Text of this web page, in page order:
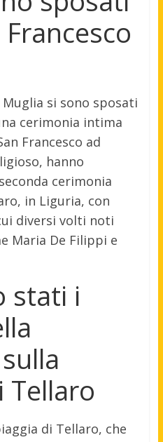
Muglia si sono sposati
cerimonia intima
Francesco ad
hanno
cerimonia
in Liguria, con
diversi volti noti
Maria De Filippi e
stati i
Tellaro
di Tellaro, che